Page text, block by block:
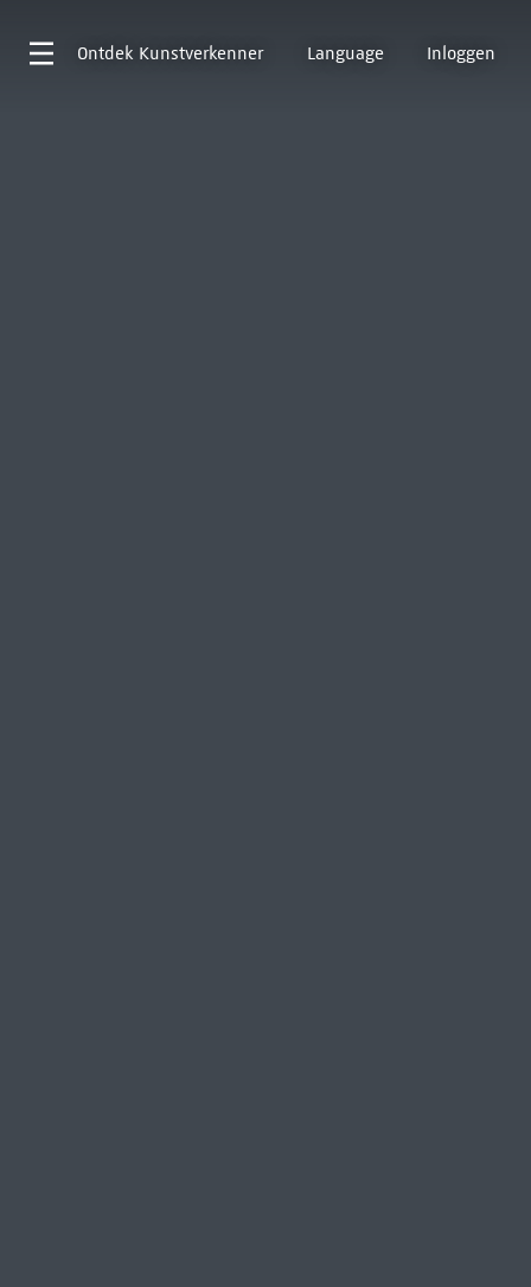
Ontdek Kunstverkenner Language Inloggen